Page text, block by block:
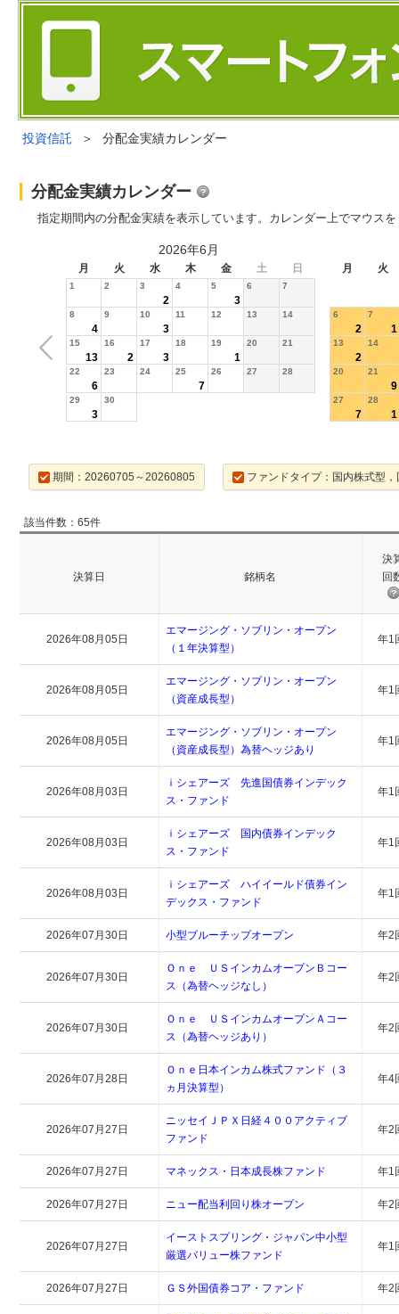
投資信託 ＞ 分配金実績カレンダー
分配金実績カレンダー
指定期間内の分配金実績を表示しています。カレンダー上でマウス
2026年6月
月 火 水 木 金 土 日 月 火
1 2 3
2
4 5
3
6 7
8
4
9 10
3
11 12 13 14
15
13
16
2
17
3
18 19
1
20 21
22
6
23 24 25
7
26 27 28
29
3
30
6
2
7
1
13
2
14
20 21
9
27
7
28
1
期間：20260705～20260805 ファンドタイプ：国内株式型
該当件数：65件
決算日 銘柄名
決
回
2026年08月05日
エマージング・ソブリン・オープン
（１年決算型）
年1
2026年08月05日
エマージング・ソブリン・オープン
（資産成長型）
年1
2026年08月05日
エマージング・ソブリン・オープン
（資産成長型）為替ヘッジあり
年1
2026年08月03日
ｉシェアーズ 先進国債券インデック
ス・ファンド
年1
2026年08月03日
ｉシェアーズ 国内債券インデック
ス・ファンド
年1
2026年08月03日
ｉシェアーズ ハイイールド債券イン
デックス・ファンド
年1
2026年07月30日 小型ブルーチップオープン 年2
2026年07月30日
Ｏｎｅ ＵＳインカムオープンＢコー
ス（為替ヘッジなし）
年2
2026年07月30日
Ｏｎｅ ＵＳインカムオープンＡコー
ス（為替ヘッジあり）
年2
2026年07月28日
Ｏｎｅ日本インカム株式ファンド（３
ヵ月決算型）
年4
2026年07月27日
ニッセイＪＰＸ日経４００アクティブ
ファンド
年2
2026年07月27日 マネックス・日本成長株ファンド 年1
2026年07月27日 ニュー配当利回り株オープン 年2
2026年07月27日
イーストスプリング・ジャパン中小型
厳選バリュー株ファンド
年1
2026年07月27日 ＧＳ外国債券コア・ファンド 年2